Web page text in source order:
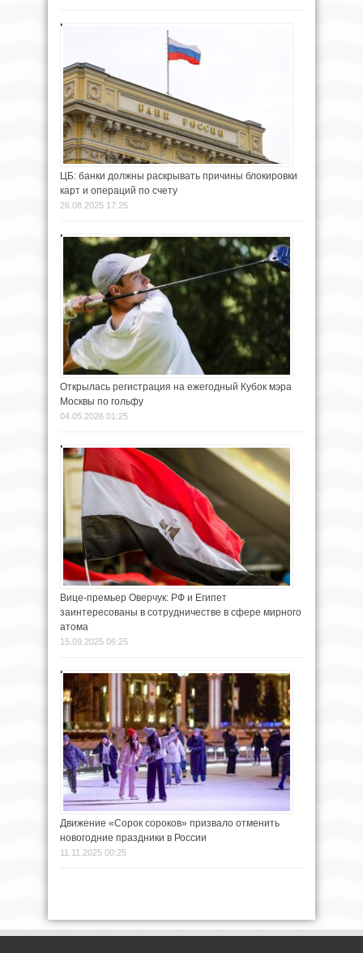
ЦБ: банки должны раскрывать причины блокировки
карт и операций по счету
26.08.2025 17:25
Открылась регистрация на ежегодный Кубок мэра
Москвы по гольфу
04.05.2026 01:25
Вице-премьер Оверчук: РФ и Египет
заинтересованы в сотрудничестве в сфере мирного
атома
15.09.2025 06:25
Движение «Сорок сороков» призвало отменить
новогодние праздники в России
11.11.2025 00:25